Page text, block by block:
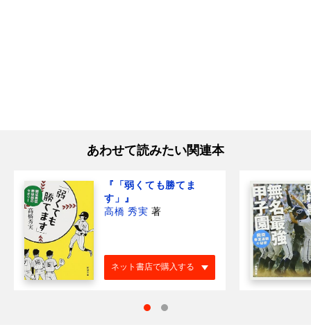
あわせて読みたい関連本
『「弱くても勝てま
す」』
高橋 秀実 著
ネット書店で購入する